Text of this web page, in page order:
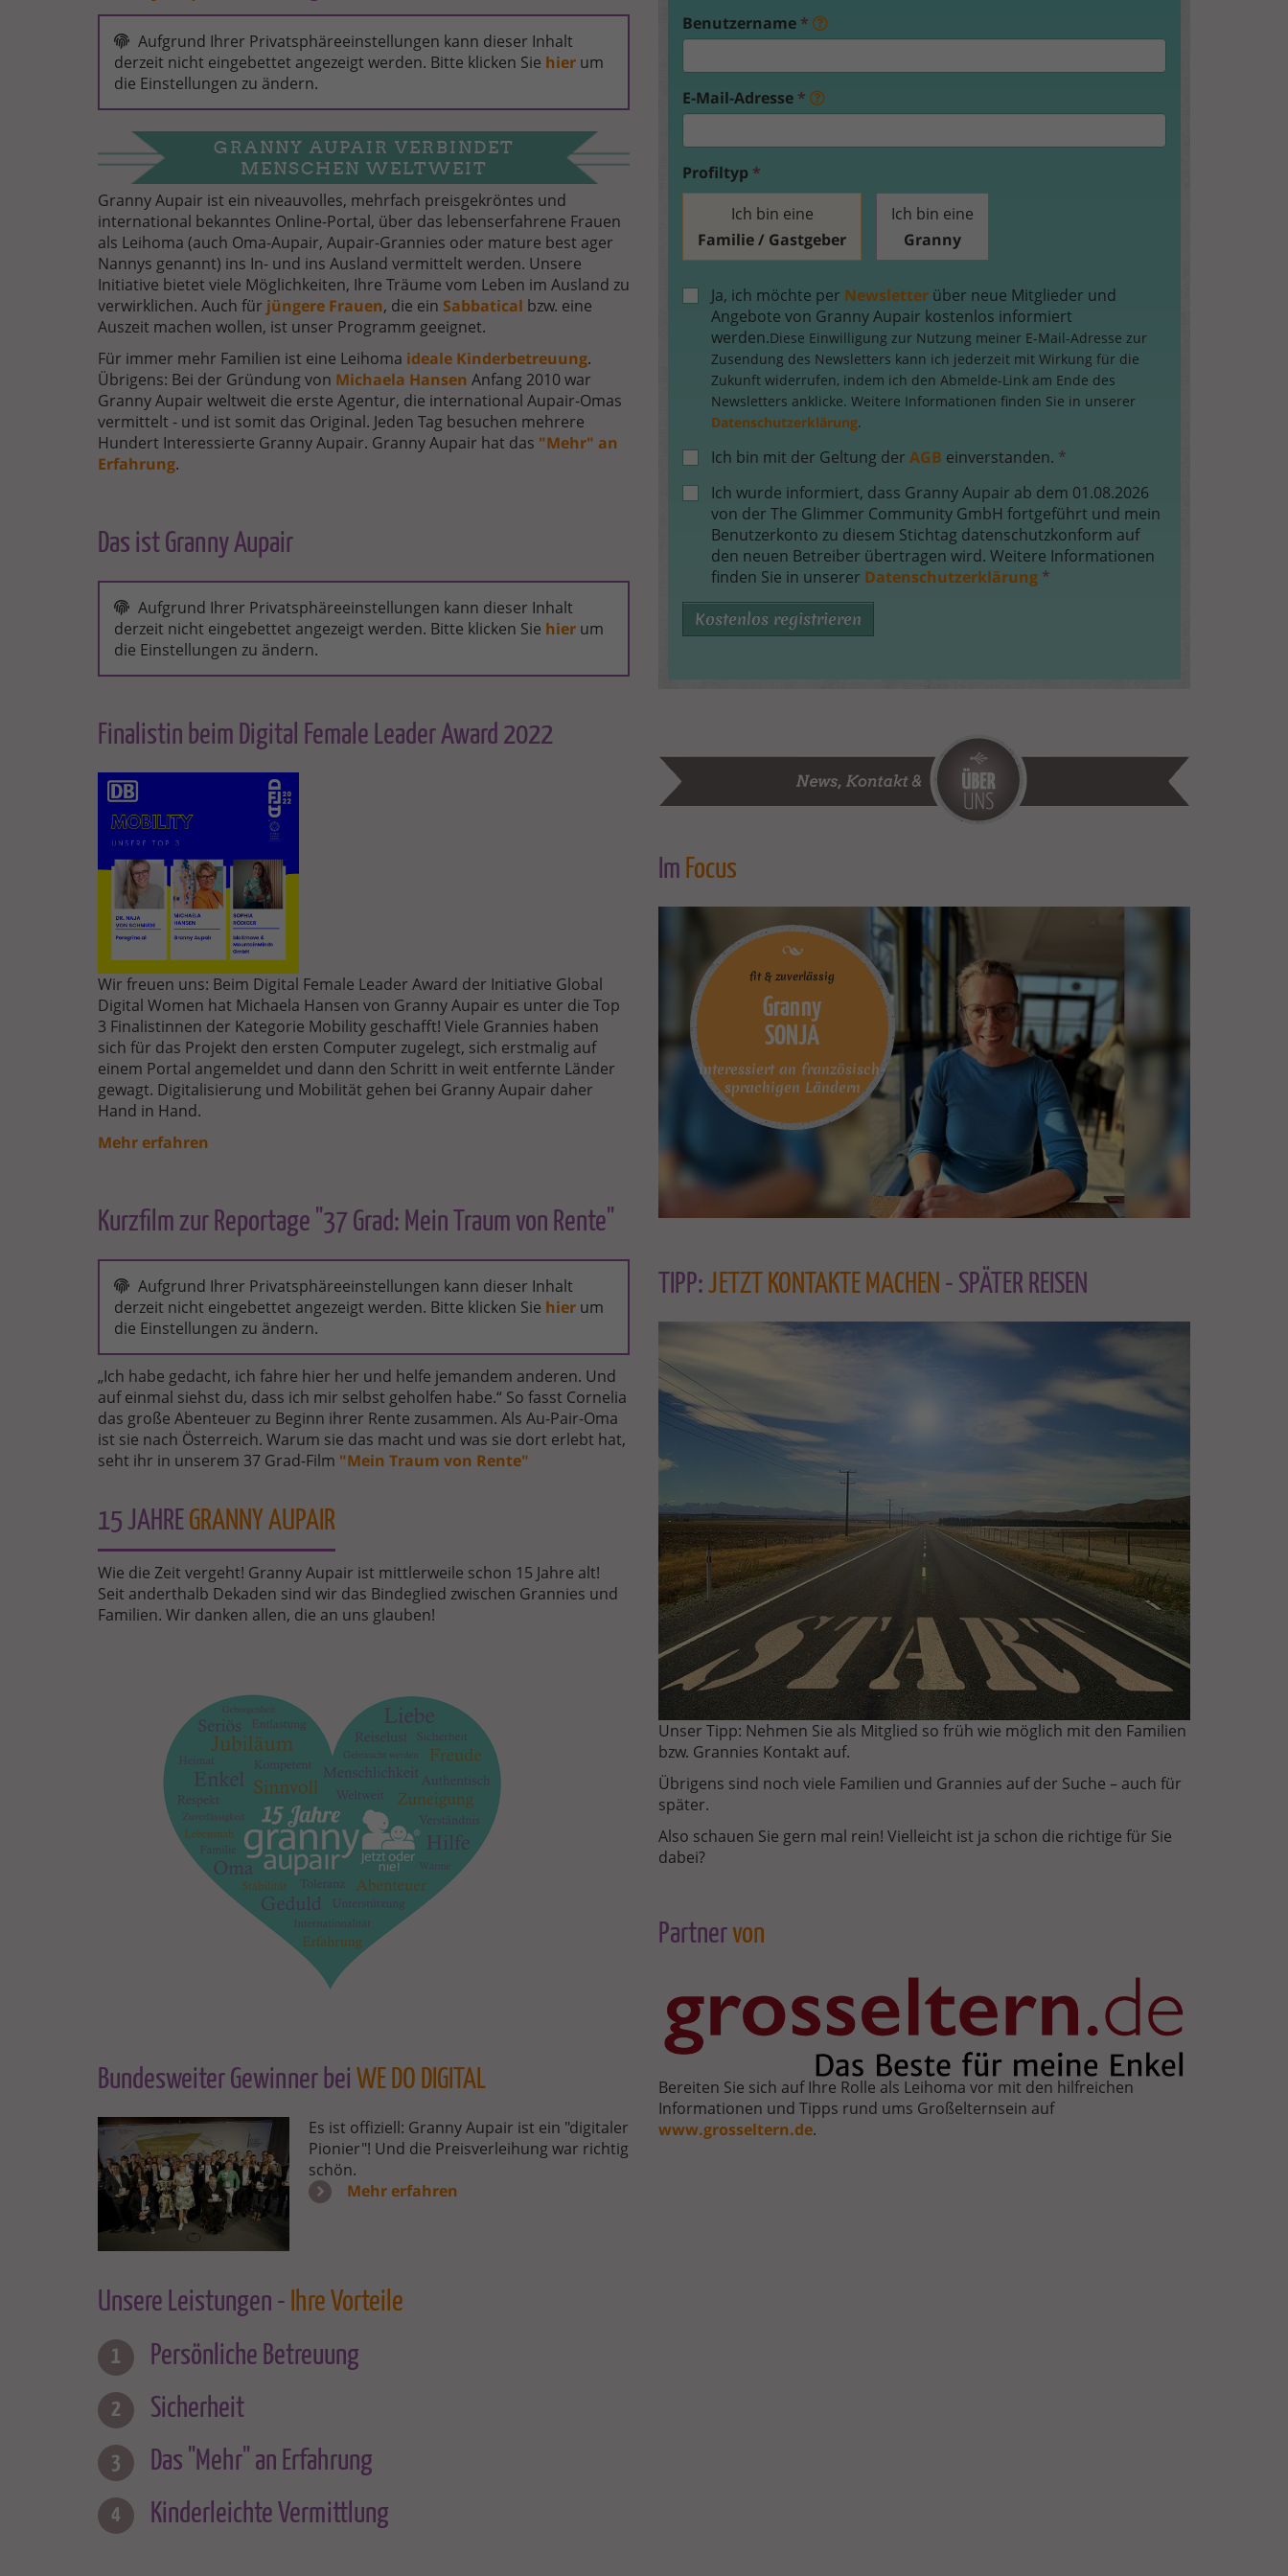
AUPAIR
WIR
VERMITTELN
OMAS
WELT
Aufgrund Ihrer Privatsphäreeinstellungen kann dieser Inhalt
derzeit nicht eingebettet angezeigt werden. Bitte klicken Sie hier um
die Einstellungen zu ändern.
GRANNY AUPAIR VERBINDET
MENSCHEN WELTWEIT
Granny Aupair ist ein niveauvolles, mehrfach preisgekröntes und
international bekanntes Online-Portal, über das lebenserfahrene Frauen
als Leihoma (auch Oma-Aupair, Aupair-Grannies oder mature best ager
Nannys genannt) ins In- und ins Ausland vermittelt werden. Unsere
Initiative bietet viele Möglichkeiten, Ihre Träume vom Leben im Ausland zu
verwirklichen. Auch für jüngere Frauen, die ein Sabbatical bzw. eine
Auszeit machen wollen, ist unser Programm geeignet.
Für immer mehr Familien ist eine Leihoma ideale Kinderbetreuung.
Übrigens: Bei der Gründung von Michaela Hansen Anfang 2010 war
Granny Aupair weltweit die erste Agentur, die international Aupair-Omas
vermittelt - und ist somit das Original. Jeden Tag besuchen mehrere
Hundert Interessierte Granny Aupair. Granny Aupair hat das "Mehr" an
Erfahrung.
Das ist Granny Aupair
TO
BECOME
GRANNY
IN
COUNTRIES
WITH
AUPAIR
Aufgrund Ihrer Privatsphäreeinstellungen kann dieser Inhalt
derzeit nicht eingebettet angezeigt werden. Bitte klicken Sie hier um
die Einstellungen zu ändern.
Finalistin beim Digital Female Leader Award 2022
FINALISTINNEN_MOBILITY.PNG
Wir freuen uns: Beim Digital Female Leader Award der Initiative Global
Digital Women hat Michaela Hansen von Granny Aupair es unter die Top
3 Finalistinnen der Kategorie Mobility geschafft! Viele Grannies haben
sich für das Projekt den ersten Computer zugelegt, sich erstmalig auf
einem Portal angemeldet und dann den Schritt in weit entfernte Länder
gewagt. Digitalisierung und Mobilität gehen bei Granny Aupair daher
Hand in Hand.
Mehr erfahren
Kurzfilm zur Reportage "37 Grad: Mein Traum von Rente"
Aufgrund Ihrer Privatsphäreeinstellungen kann dieser Inhalt
derzeit nicht eingebettet angezeigt werden. Bitte klicken Sie hier um
die Einstellungen zu ändern.
„Ich habe gedacht, ich fahre hier her und helfe jemandem anderen. Und
auf einmal siehst du, dass ich mir selbst geholfen habe.“ So fasst Cornelia
das große Abenteuer zu Beginn ihrer Rente zusammen. Als Au-Pair-Oma
ist sie nach Österreich. Warum sie das macht und was sie dort erlebt hat,
seht ihr in unserem 37 Grad-Film "Mein Traum von Rente"
15 JAHRE GRANNY AUPAIR
Wie die Zeit vergeht! Granny Aupair ist mittlerweile schon 15 Jahre alt!
Seit anderthalb Dekaden sind wir das Bindeglied zwischen Grannies und
Familien. Wir danken allen, die an uns glauben!
Bundesweiter Gewinner bei WE DO DIGITAL
GRANNY-
AUPAIR-
MICHAELA-
HANSEN-
WEDODIGITAL_SMALL.JPG
Es ist offiziell: Granny Aupair ist ein "digitaler
Pionier"! Und die Preisverleihung war richtig
schön.
Mehr erfahren
Unsere Leistungen - Ihre Vorteile
Persönliche Betreuung
Sicherheit
Das "Mehr" an Erfahrung
Kinderleichte Vermittlung
Benutzername *
E-Mail-Adresse *
Profiltyp *
Ich bin eine
Familie / Gastgeber
Ich bin eine
Granny
Ja, ich möchte per Newsletter über neue Mitglieder und
Angebote von Granny Aupair kostenlos informiert
werden.Diese Einwilligung zur Nutzung meiner E-Mail-Adresse zur
Zusendung des Newsletters kann ich jederzeit mit Wirkung für die
Zukunft widerrufen, indem ich den Abmelde-Link am Ende des
Newsletters anklicke. Weitere Informationen finden Sie in unserer
Datenschutzerklärung.
Ich bin mit der Geltung der AGB einverstanden. *
Ich wurde informiert, dass Granny Aupair ab dem 01.08.2026
von der The Glimmer Community GmbH fortgeführt und mein
Benutzerkonto zu diesem Stichtag datenschutzkonform auf
den neuen Betreiber übertragen wird. Weitere Informationen
finden Sie in unserer Datenschutzerklärung *
Kostenlos registrieren
Im Focus
fit & zuverlässig
Granny
SONJA
interessiert an französisch-
sprachigen Ländern
TIPP: JETZT KONTAKTE MACHEN - SPÄTER REISEN
SPAETER-
REISEN.JPG
Unser Tipp: Nehmen Sie als Mitglied so früh wie möglich mit den Familien
bzw. Grannies Kontakt auf.
Übrigens sind noch viele Familien und Grannies auf der Suche – auch für
später.
Also schauen Sie gern mal rein! Vielleicht ist ja schon die richtige für Sie
dabei?
Partnervon
GROSSELTERN.PNG
Bereiten Sie sich auf Ihre Rolle als Leihoma vor mit den hilfreichen
Informationen und Tipps rund ums Großelternsein auf
www.grosseltern.de.